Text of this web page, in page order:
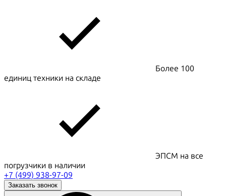
Более 100
единиц техники на складе
ЭПСМ на все
погрузчики в наличии
+7 (499) 938-97-09
Заказать звонок